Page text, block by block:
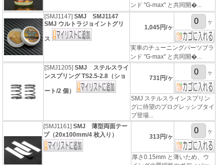
ンド "G-max" と共同開�...
[SMJ1147]SMJ SMJ1147
SMJ ウルトラジョイントグリ
ス
1,045円/ヶ
ヶ
実車のチューニングパーツブラ
ンド "G-max" と共同開�...
[SMJ1205]SMJ ステルスライ
ンスプリング TS2.5-2.8（ショ
ート/2 個）
731円/ヶ
ヶ
SMJ ステルスラインスプリン
グに待望のプログレッシブタイ
プ登場...
[SMJ1161]SMJ 薄型両面テー
プ（20x100mm/4 枚入り）
313円/ヶ
ヶ
厚さ0.15mm と薄いため、ウ